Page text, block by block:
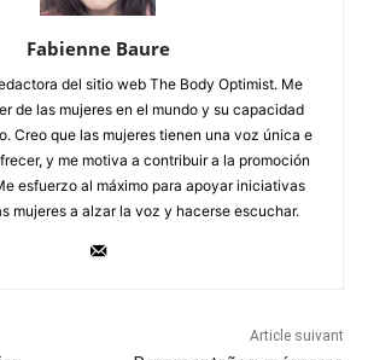
Fabienne Baure
del sitio web The Body Optimist. Me
de las mujeres en el mundo y su capacidad
Creo que las mujeres tienen una voz única e
y me motiva a contribuir a la promoción
esfuerzo al máximo para apoyar iniciativas
mujeres a alzar la voz y hacerse escuchar.
Article suivant